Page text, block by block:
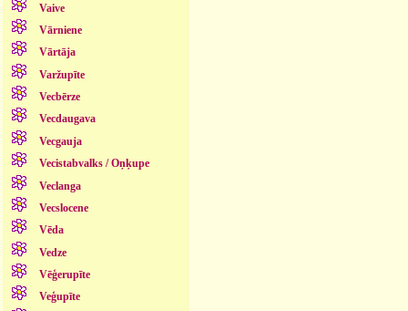
Vaive
Vārniene
Vārtāja
Varžupīte
Vecbērze
Vecdaugava
Vecgauja
Vecistabvalks / Oņķupe
Veclanga
Vecslocene
Vēda
Vedze
Vēģerupīte
Veģupīte